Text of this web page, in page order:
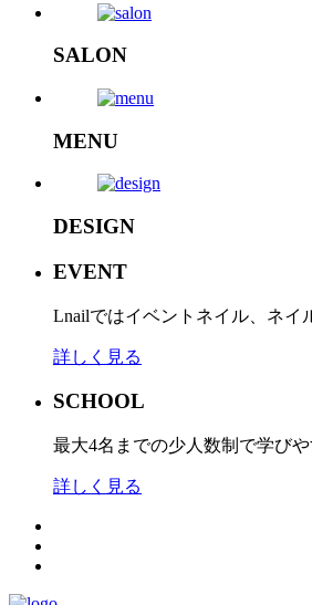
SALON
MENU
DESIGN
EVENT
Lnailではイベントネイル、ネイ
詳しく見る
SCHOOL
最大4名までの少人数制で学び
詳しく見る